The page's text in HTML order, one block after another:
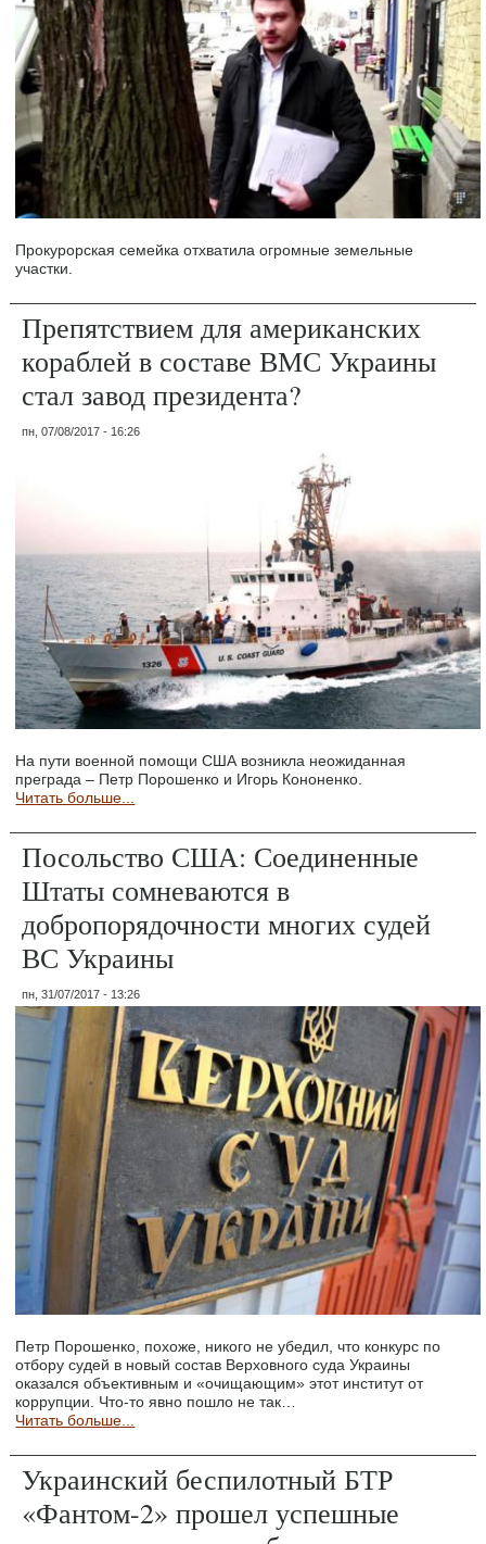
Прокурорская семейка отхватила огромные земельные
участки.
Препятствием для американских
кораблей в составе ВМС Украины
стал завод президента?
пн, 07/08/2017 - 16:26
На пути военной помощи США возникла неожиданная
преграда – Петр Порошенко и Игорь Кононенко.
Читать больше...
Посольство США: Соединенные
Штаты сомневаются в
добропорядочности многих судей
ВС Украины
пн, 31/07/2017 - 13:26
Петр Порошенко, похоже, никого не убедил, что конкурс по
отбору судей в новый состав Верховного суда Украины
оказался объективным и «очищающим» этот институт от
коррупции. Что-то явно пошло не так…
Читать больше...
Украинский беспилотный БТР
«Фантом-2» прошел успешные